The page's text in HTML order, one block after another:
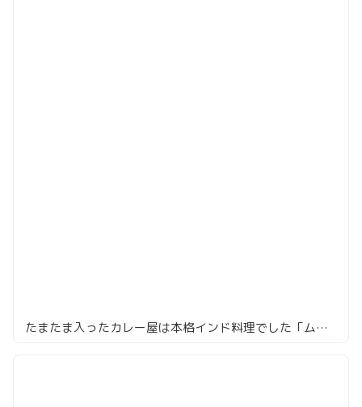
たまたま入ったカレー屋は本格インド料理でした「ムンバイ」